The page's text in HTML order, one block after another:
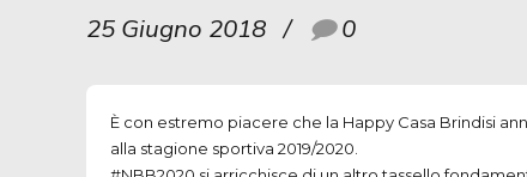
25 Giugno 2018 0
È con estremo piacere che la Happy Casa Brindisi
alla stagione sportiva 2019/2020.